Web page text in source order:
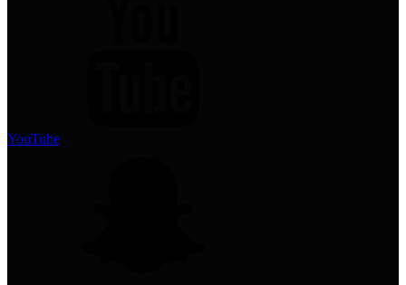
YouTube